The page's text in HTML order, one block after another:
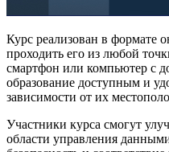
Курс реализован в формате
проходить его из любой
смартфон или компьютер с
образование доступным и
зависимости от их
Участники курса смогут
области управления